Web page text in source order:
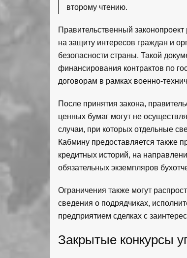
второму чтению.
Правительственный
на защиту интересов граждан и
безопасности страны. Такой
финансирования контрактов по
договорам в рамках военно-
После принятия закона,
ценных бумаг могут не
случаи, при которых отдельные
Кабмину предоставляется также
кредитных историй, на
обязательных экземпляров
Ограничения также могут
сведения о подрядчиках,
предприятием сделках с
Закрытые конкурсы